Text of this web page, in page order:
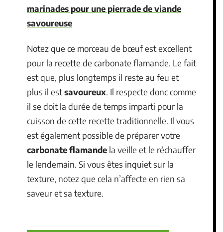
marinades pour une pierrade de viande
savoureuse
Notez que ce morceau de bœuf est excellent
pour la recette de carbonate flamande. Le fait
est que, plus longtemps il reste au feu et
plus il estsavoureux. Il respecte donc comme
il se doit la durée de temps imparti pour la
cuisson de cette recette traditionnelle. Il vous
est également possible de préparer votre
carbonate flamande la veille et le réchauffer
le lendemain. Si vous êtes inquiet sur la
texture, notez que cela n’affecte en rien sa
saveur et sa texture.